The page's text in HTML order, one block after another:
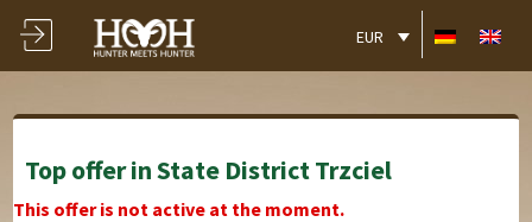
EUR
Top offer in State District Trzciel
This offer is not active at the moment.